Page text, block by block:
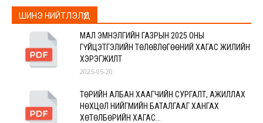
ШИНЭ НИЙТЛЭЛҮҮД
МАЛ ЭМНЭЛГИЙН ГАЗРЫН 2025 ОНЫ
ГҮЙЦЭТГЭЛИЙН ТӨЛӨВЛӨГӨӨНИЙ ХАГАС ЖИЛИЙН
ХЭРЭГЖИЛТ
2025-05-20
ТӨРИЙН АЛБАН ХААГЧИЙН СУРГАЛТ, АЖИЛЛАХ
НӨХЦӨЛ НИЙГМИЙН БАТАЛГААГ ХАНГАХ
ХӨТӨЛБӨРИЙН ХАГАС...